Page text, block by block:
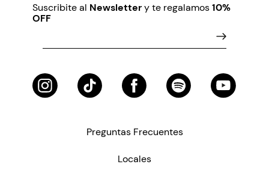
Suscribite al Newslettery te regalamos10%
OFF
Preguntas Frecuentes
Locales